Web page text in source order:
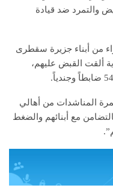
والتمرد ضد قيادة
من أبناء جزيرة سقطرى
ألقت القبض عليهم،
المناشدات من أهالي
مع أبنائهم والضغط